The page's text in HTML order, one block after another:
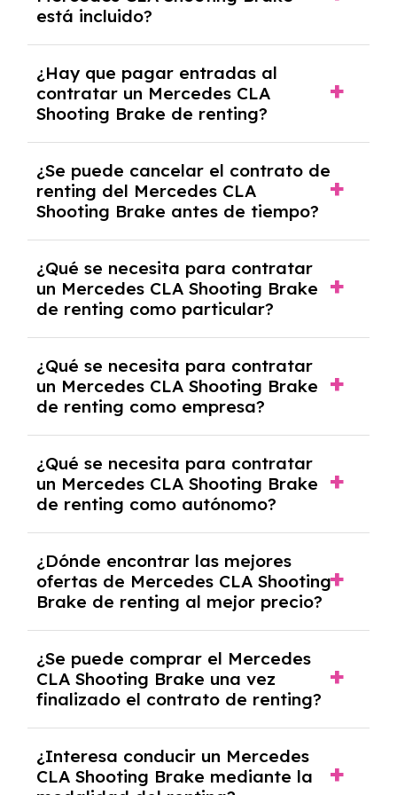
acordado.
está incluido?
Mercedes CLA Shooting Brake con el seguro a
todo riesgo sin franquicia incluido dentro de
las cuotas mensuales.
¿Hay que pagar entradas al
contratar un Mercedes CLA
Shooting Brake de renting?
tendrás que pagar ningún tipo de entrada
salvo en casos que lo exija el proveedor
debido al resultado del estudio de viabilidad
económica.
¿Se puede cancelar el contrato de
renting del Mercedes CLA
Shooting Brake antes de tiempo?
pero puede haber penalizaciones por
cancelación anticipada. Es importante revisar
las condiciones del contrato y hablar con un
experto que te asesore.
¿Qué se necesita para contratar
un Mercedes CLA Shooting Brake
de renting como particular?
y, en algunos casos, una consulta de solvencia
crediticia y un pago inicial.
¿Qué se necesita para contratar
un Mercedes CLA Shooting Brake
de renting como empresa?
documentación financiera y, en algunos
casos, un informe de solvencia de la empresa
y un pago inicial.
¿Qué se necesita para contratar
un Mercedes CLA Shooting Brake
de renting como autónomo?
autónomos, justificante de ingresos y, en
algunos casos, un informe fiscal y un pago
inicial.
¿Dónde encontrar las mejores
ofertas de Mercedes CLA Shooting
Brake de renting al mejor precio?
mejores ofertas de vehículos de renting con
todos los gastos incluidos y sin pagar
entradas.
¿Se puede comprar el Mercedes
CLA Shooting Brake una vez
finalizado el contrato de renting?
renting se puede adquirir el coche. En este
caso tendrán que analizar los años, la
¿Interesa conducir un Mercedes
CLA Shooting Brake mediante la